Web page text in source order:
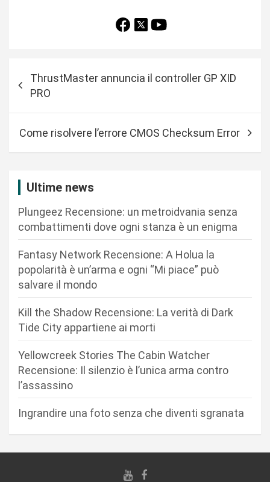
ThrustMaster annuncia il controller GP XID
PRO
Come risolvere l’errore CMOS Checksum Error
Ultime news
Plungeez Recensione: un metroidvania senza
combattimenti dove ogni stanza è un enigma
Fantasy Network Recensione: A Holua la
popolarità è un’arma e ogni “Mi piace” può
salvare il mondo
Kill the Shadow Recensione: La verità di Dark
Tide City appartiene ai morti
Yellowcreek Stories The Cabin Watcher
Recensione: Il silenzio è l’unica arma contro
l’assassino
Ingrandire una foto senza che diventi sgranata